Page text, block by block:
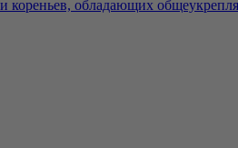
и кореньев, обладающих